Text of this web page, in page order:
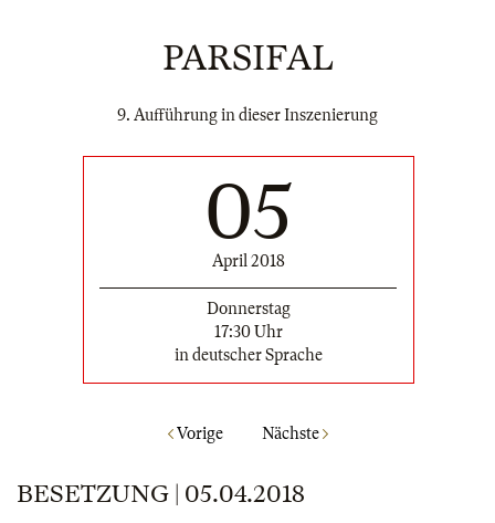
PARSIFAL
9. Aufführung in dieser Inszenierung
05
April 2018
Donnerstag
17:30 Uhr
in deutscher Sprache
Vorige Nächste
BESETZUNG | 05.04.2018